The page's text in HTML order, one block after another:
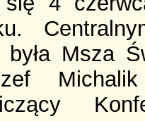
była Msza